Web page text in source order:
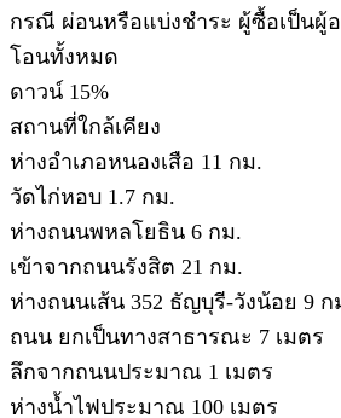
กรณี ผ่อนหรือแบ่งชำระ ผู้ซื้อเป็นผู้
โอนทั้งหมด
ดาวน์ 15%
สถานที่ใกล้เคียง
ห่างอำเภอหนองเสือ 11 กม.
วัดไก่หอบ 1.7 กม.
ห่างถนนพหลโยธิน 6 กม.
เข้าจากถนนรังสิต 21 กม.
ห่างถนนเส้น 352 ธัญบุรี-วังน้อย 9 ก
ถนน ยกเป็นทางสาธารณะ 7 เมตร
ลึกจากถนนประมาณ 1 เมตร
ห่างน้ำไฟประมาณ 100 เมตร